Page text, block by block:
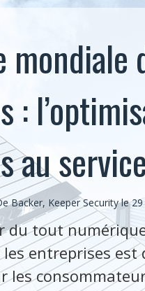
mondiale
:
au
Backer, Keeper Security le
du tout
entreprises
les